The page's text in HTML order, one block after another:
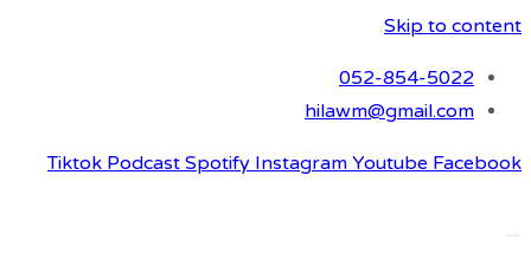
Skip to content
052-854-5022
hilawm@gmail.com
Tiktok Podcast Spotify Instagram Youtube Facebook